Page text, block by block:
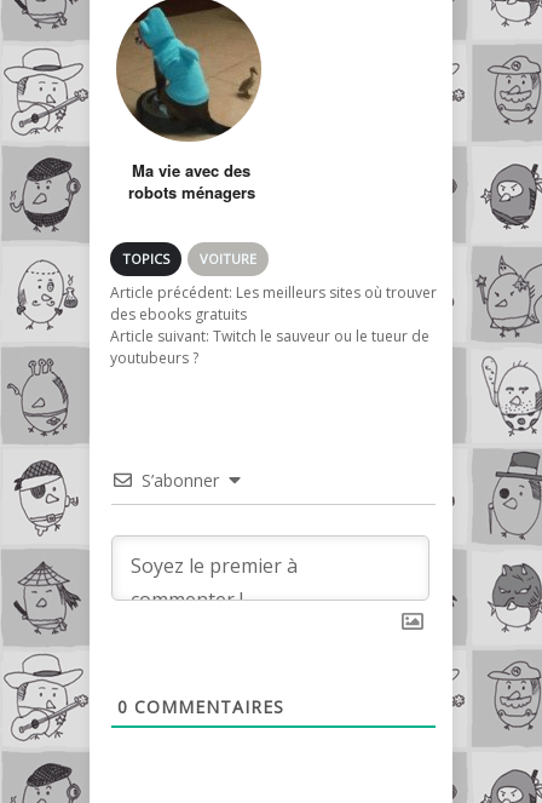
Ma vie avec des
robots ménagers
TOPICS VOITURE
Article précédent: Les meilleurs sites où trouver
des ebooks gratuits
Article suivant: Twitch le sauveur ou le tueur de
youtubeurs ?
S’abonner
0 COMMENTAIRES